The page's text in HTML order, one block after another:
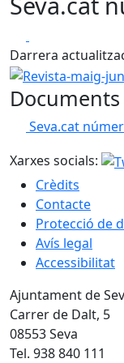
Darrera
Revista-maig-juny-
Documents
Seva.cat
Xarxes socials:
Crèdits
Contacte
Protecció de
Avís legal
Accessibilitat
Ajuntament de
Carrer de Dalt, 5
08553 Seva
Tel. 938 840 111